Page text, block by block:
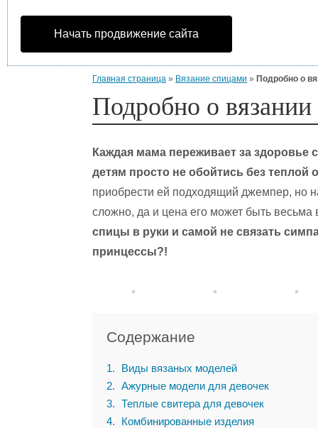
Начать продвижение сайта
Главная страница » Вязание спицами » Подробно о
Подробно о вязании
Каждая мама переживает за здоровье
детям просто не обойтись без теплой
приобрести ей подходящий джемпер, но
сложно, да и цена его может быть
спицы в руки и самой не связать
принцессы?!
Содержание
1
Виды вязаных моделей
2
Ажурные модели для девочек
3
Теплые свитера для девочек
4
Комбинированные изделия